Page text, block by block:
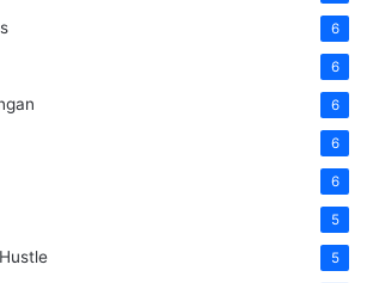
6
6
6
6
6
5
5